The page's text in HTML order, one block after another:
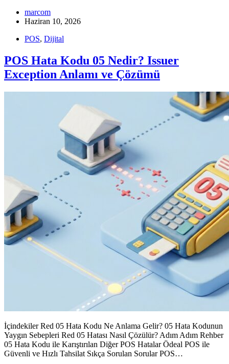
marcom
Haziran 10, 2026
POS, Dijital
POS Hata Kodu 05 Nedir? Issuer
Exception Anlamı ve Çözümü
İçindekiler Red 05 Hata Kodu Ne Anlama Gelir? 05 Hata Kodunun
Yaygın Sebepleri Red 05 Hatası Nasıl Çözülür? Adım Adım Rehber
05 Hata Kodu ile Karıştırılan Diğer POS Hatalar Ödeal POS ile
Güvenli ve Hızlı Tahsilat Sıkça Sorulan Sorular POS…